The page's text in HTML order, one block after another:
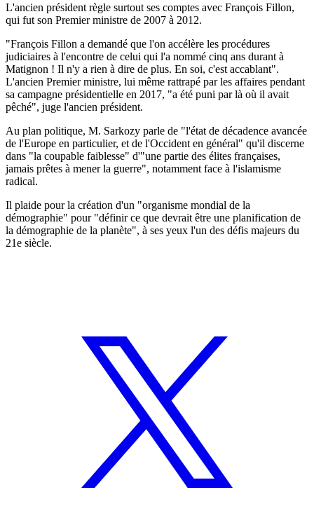
L'ancien président règle surtout ses comptes avec François Fillon,
qui fut son Premier ministre de 2007 à 2012.
"François Fillon a demandé que l'on accélère les procédures
judiciaires à l'encontre de celui qui l'a nommé cinq ans durant à
Matignon ! Il n'y a rien à dire de plus. En soi, c'est accablant".
L'ancien Premier ministre, lui même rattrapé par les affaires pendant
sa campagne présidentielle en 2017, "a été puni par là où il avait
pêché", juge l'ancien président.
Au plan politique, M. Sarkozy parle de "l'état de décadence avancée
de l'Europe en particulier, et de l'Occident en général" qu'il discerne
dans "la coupable faiblesse" d'"une partie des élites françaises,
jamais prêtes à mener la guerre", notamment face à l'islamisme
radical.
Il plaide pour la création d'un "organisme mondial de la
démographie" pour "définir ce que devrait être une planification de
la démographie de la planète", à ses yeux l'un des défis majeurs du
21e siècle.